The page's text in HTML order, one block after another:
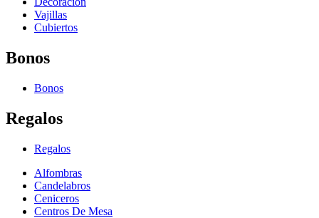
Vajillas
Cubiertos
Bonos
Bonos
Regalos
Regalos
Alfombras
Candelabros
Ceniceros
Centros De Mesa